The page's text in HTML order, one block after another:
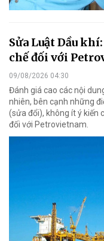
Sửa Luật Dầu
chế đối với
09/08/2026 04:30
Đánh giá cao các nội
nhiên, bên cạnh những
(sửa đổi), không ít ý kiến
đối với Petrovietnam.